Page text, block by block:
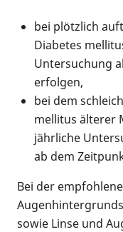
bei plötzlich
Diabetes
Untersuchung
erfolgen,
bei dem
mellitus älterer
jährliche
ab dem
Bei der
sowie Linse und